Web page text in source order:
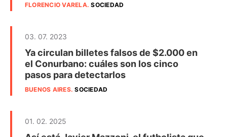
FLORENCIO VARELA.SOCIEDAD
03. 07. 2023
Ya circulan billetes falsos de $2.000 en
el Conurbano: cuáles son los cinco
pasos para detectarlos
BUENOS AIRES.SOCIEDAD
01. 02. 2025